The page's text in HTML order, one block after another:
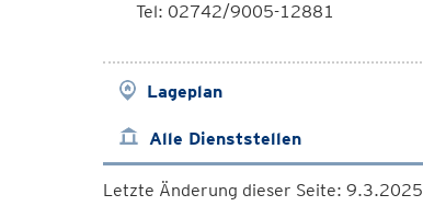
Tel: 02742/9005-12881
Lageplan
Alle Dienststellen
Letzte Änderung dieser Seite: 9.3.2025